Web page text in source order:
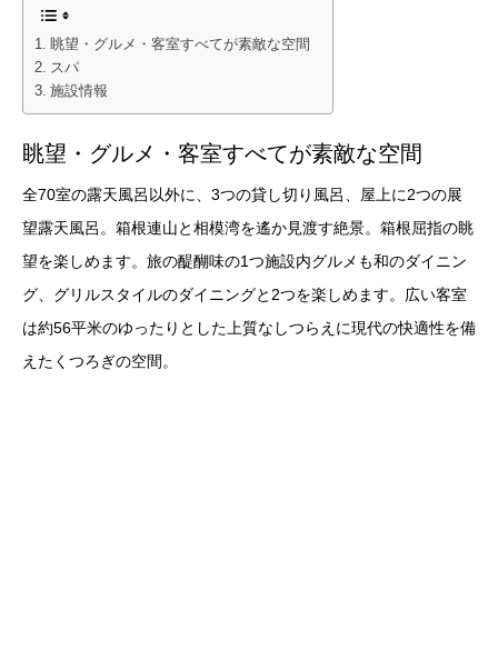
眺望・グルメ・客室すべてが素敵な空間
スパ
施設情報
眺望・グルメ・客室すべてが素敵な空間
全70室の露天風呂以外に、3つの貸し切り風呂、屋上に2つの展
望露天風呂。箱根連山と相模湾を遙か見渡す絶景。箱根屈指の眺
望を楽しめます。旅の醍醐味の1つ施設内グルメも和のダイニン
グ、グリルスタイルのダイニングと2つを楽しめます。広い客室
は約56平米のゆったりとした上質なしつらえに現代の快適性を備
えたくつろぎの空間。